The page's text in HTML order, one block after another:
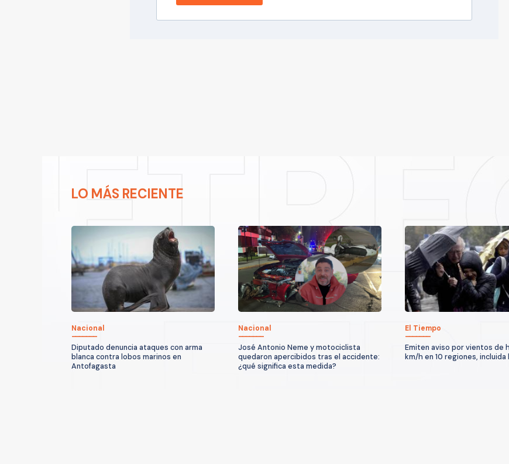
LO MÁS RECIENTE
Nacional
Diputado denuncia ataques con arma
blanca contra lobos marinos en
Antofagasta
Nacional
José Antonio Neme y motociclista
quedaron apercibidos tras el accidente:
¿qué significa esta medida?
El Tiempo
Emiten aviso por vientos de
km/h en 10 regiones, incluida